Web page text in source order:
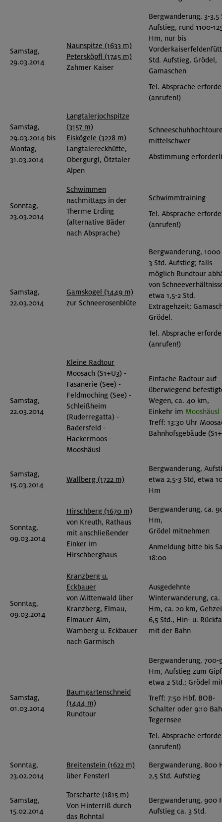
Samstag,
29.03.2014
Naunspitze (1633 m)
Petersköpfl (1745 m)
Zahmer Kaiser
Bergwanderung, 3-3,5
Aufstieg, rund 1100-
Hm, nur bis
Std. Aufstieg, Grödel,
Gamaschen
Tel. Absprache
(anrufen!)
Samstag,
29.03.2014 bis
Montag,
31.03.2014
Langtalerjochspitze
(3157 m)
Eiskögele (3228 m)
Langtalereckhütte,
Obergurgl, Ötztaler
Alpen
mittelschwer
Abstimmung
Sonntag,
23.03.2014
Schwimmen
nachmittags in der
Therme Erding
(alternative Bäder
nach Absprache)
Schwimmtraining
Tel. Absprache
(anrufen!)
Samstag,
22.03.2014
Gamskogel (1449 m)
zur Schneerosenblüte
Bergwanderung,
3 Std. Aufstieg; falls
möglich Rundtour
von
etwa 1,5-2 Std.
Extragehzeit;
Grödel.
Tel. Absprache
(anrufen!)
Samstag,
22.03.2014
Kleine Radtour
Moosach (S1+U3) -
Fasanerie (See) -
Feldmoching (See) -
Schleißheim
(Ruderregatta) -
Badersfeld -
Hackermoos -
Mooshäusl
Einfache Radtour auf
überwiegend
Wegen, ca. 40 km,
Einkehr im Mooshäusl
Treff: 13:30 Uhr
Bahnhofsgebäude
Samstag,
15.03.2014
Wallberg (1722 m)
Bergwanderung,
etwa 2,5-3 Std, etwa
Hm
Sonntag,
09.03.2014
Hirschberg (1670 m)
von Kreuth, Rathaus
mit anschließender
Einker im
Hirschberghaus
Bergwanderung, ca.
Hm,
Grödel mitnehmen
Anmeldung bitte bis
18:00
Sonntag,
09.03.2014
Kranzberg u.
Eckbauer
von Mittenwald über
Kranzberg, Elmau,
Elmauer Alm,
Wamberg u. Eckbauer
nach Garmisch
Ausgedehnte
Winterwanderung,
Hm, ca. 20 km,
6,5 Std., Hin- u.
mit der Bahn
Samstag,
01.03.2014
Baumgartenschneid
(1444 m)
Rundtour
Bergwanderung, 700-
Hm, Aufstieg zum
etwa 2 Std.; Grödel
Treff: 7:50 Hbf, BOB-
Schalter oder 9:10
Tegernsee
Tel. Absprache
(anrufen!)
Sonntag,
23.02.2014
Breitenstein (1622 m)
über Fensterl
Bergwanderung, 800
2,5 Std. Aufstieg
Samstag,
15.02.2014
Torscharte (1815 m)
Von Hinterriß durch
das Rohntal
Bergwanderung, 900
Aufstieg ca. 3 Std.